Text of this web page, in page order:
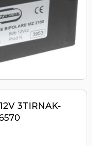
3TIRNAK-